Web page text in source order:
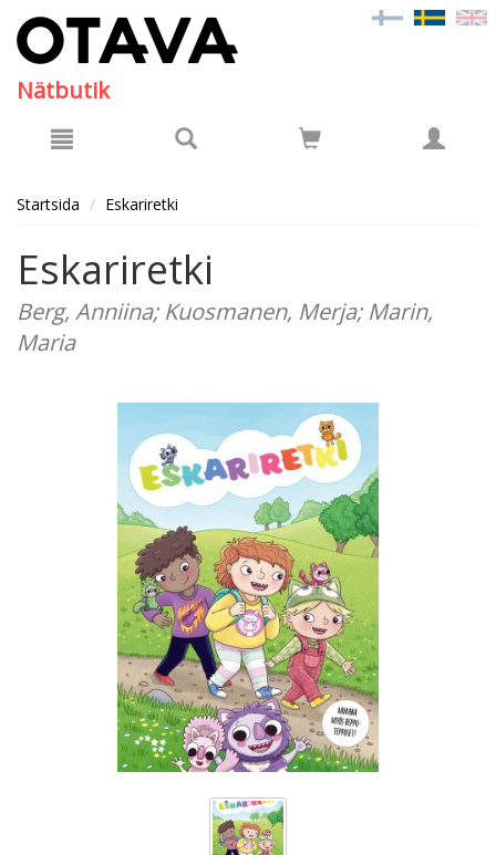
Nätbutik
Startsida Eskariretki
Eskariretki
Berg, Anniina; Kuosmanen, Merja; Marin,
Maria